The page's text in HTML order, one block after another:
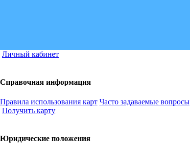
Личный кабинет
Справочная информация
Правила использования карт Часто задаваемые вопросы
Получить карту
Юридические положения